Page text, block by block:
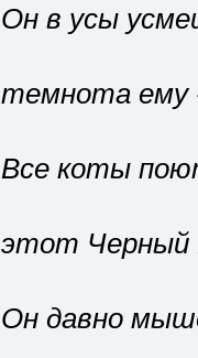
Он в усы
темнота ему
Все коты
этот Черный
Он давно